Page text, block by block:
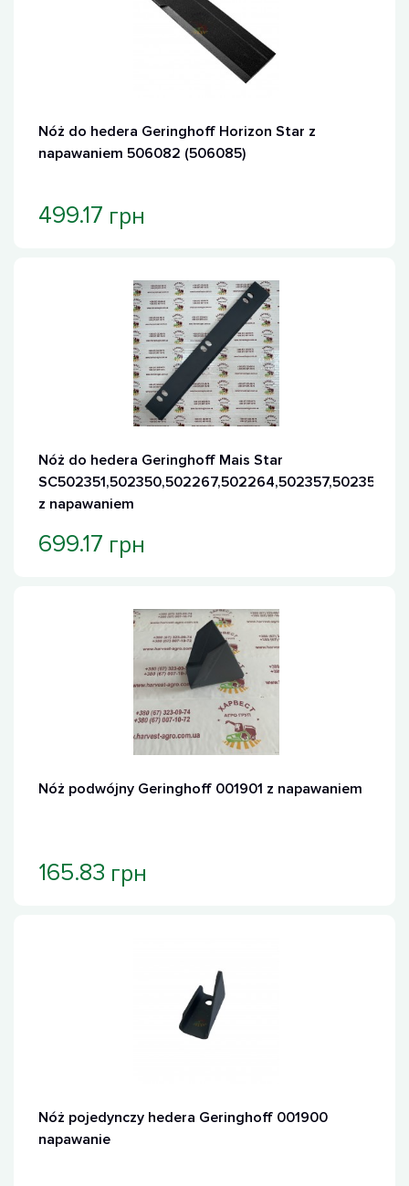
Nóż do hedera Geringhoff Horizon Star z
napawaniem 506082 (506085)
499.17 грн
Nóż do hedera Geringhoff Mais Star
SC502351,502350,502267,502264,502357,502356
z napawaniem
699.17 грн
Nóż podwójny Geringhoff 001901 z napawaniem
165.83 грн
Nóż pojedynczy hedera Geringhoff 001900
napawanie